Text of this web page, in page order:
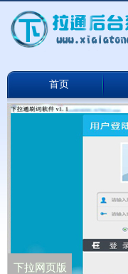
首页
下拉通网络版
下拉网页版